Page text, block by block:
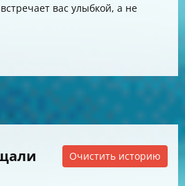
вас улыбкой, а не
Очистить историю